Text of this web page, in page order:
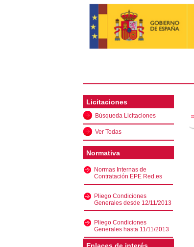
Licitaciones
Búsqueda Licitaciones
Ver Todas
Normativa
Normas Internas de
Contratación EPE Red.es
Pliego Condiciones
Generales desde 12/11/2013
Pliego Condiciones
Generales hasta 11/11/2013
Enlaces de interés